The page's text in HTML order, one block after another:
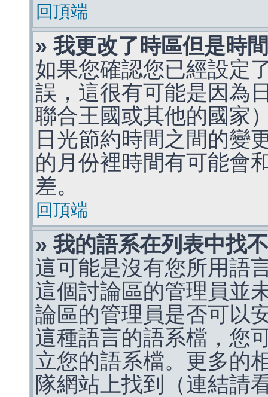
回頂端
» 我更改了時區但是時
如果您確認您已經設定
誤，這很有可能是因為
聯合王國或其他的國家
日光節約時間之間的變
的月份裡時間有可能會
差。
回頂端
» 我的語系在列表中找
這可能是沒有您所用語
這個討論區的管理員並
論區的管理員是否可以
這種語言的語系檔，您
立您的語系檔。更多的
隊網站上找到（連結請